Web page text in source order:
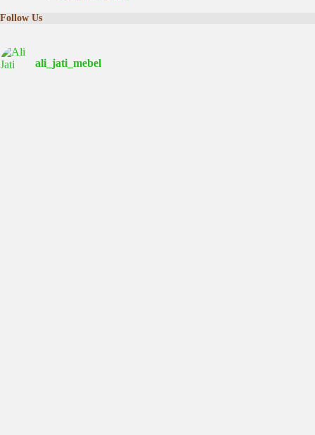
Follow Us
ali_jati_mebel